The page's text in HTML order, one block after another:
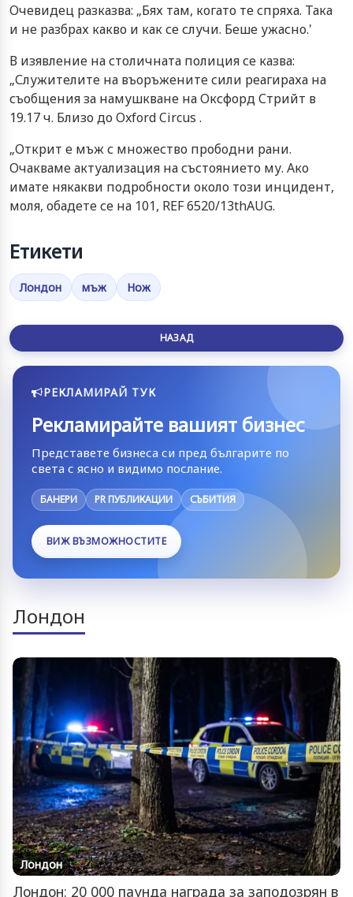
Очевидец разказва: „Бях там, когато те спряха. Така
и не разбрах какво и как се случи. Беше ужасно.'
В изявление на столичната полиция се казва:
„Служителите на въоръжените сили реагираха на
съобщения за намушкване на Оксфорд Стрийт в
19.17 ч. Близо до Oxford Circus .
„Открит е мъж с множество прободни рани.
Очакваме актуализация на състоянието му. Ако
имате някакви подробности около този инцидент,
моля, обадете се на 101, REF 6520/13thAUG.
Етикети
Лондон мъж Нож
НАЗАД
РЕКЛАМИРАЙ ТУК
Рекламирайте вашият бизнес
Представете бизнеса си пред българите по
света с ясно и видимо послание.
БАНЕРИ PR ПУБЛИКАЦИИ СЪБИТИЯ
ВИЖ ВЪЗМОЖНОСТИТЕ
Лондон
Лондон
Лондон: 20 000 паунда награда за заподозрян в